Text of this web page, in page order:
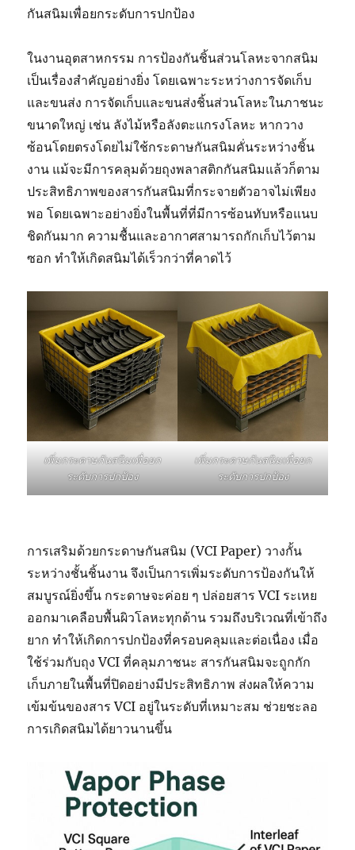
กันสนิมเพื่อยกระดับการปกป้อง
ในงานอุตสาหกรรม การป้องกันชิ้นส่วนโลหะจากสนิม
เป็นเรื่องสำคัญอย่างยิ่ง โดยเฉพาะระหว่างการจัดเก็บ
และขนส่ง การจัดเก็บและขนส่งชิ้นส่วนโลหะในภาชนะ
ขนาดใหญ่ เช่น ลังไม้หรือลังตะแกรงโลหะ หากวาง
ซ้อนโดยตรงโดยไม่ใช้กระดาษกันสนิมคั่นระหว่างชิ้น
งาน แม้จะมีการคลุมด้วยถุงพลาสติกกันสนิมแล้วก็ตาม
ประสิทธิภาพของสารกันสนิมที่กระจายตัวอาจไม่เพียง
พอ โดยเฉพาะอย่างยิ่งในพื้นที่ที่มีการซ้อนทับหรือแนบ
ชิดกันมาก ความชื้นและอากาศสามารถกักเก็บไว้ตาม
ซอก ทำให้เกิดสนิมได้เร็วกว่าที่คาดไว้
เพิ่มกระดาษกันสนิมเพื่อยก
ระดับการปกป้อง
เพิ่มกระดาษกันสนิมเพื่อยก
ระดับการปกป้อง
การเสริมด้วยกระดาษกันสนิม (VCI Paper) วางกั้น
ระหว่างชั้นชิ้นงาน จึงเป็นการเพิ่มระดับการป้องกันให้
สมบูรณ์ยิ่งขึ้น กระดาษจะค่อย ๆ ปล่อยสาร VCI ระเหย
ออกมาเคลือบพื้นผิวโลหะทุกด้าน รวมถึงบริเวณที่เข้าถึง
ยาก ทำให้เกิดการปกป้องที่ครอบคลุมและต่อเนื่อง เมื่อ
ใช้ร่วมกับถุง VCI ที่คลุมภาชนะ สารกันสนิมจะถูกกัก
เก็บภายในพื้นที่ปิดอย่างมีประสิทธิภาพ ส่งผลให้ความ
เข้มข้นของสาร VCI อยู่ในระดับที่เหมาะสม ช่วยชะลอ
การเกิดสนิมได้ยาวนานขึ้น